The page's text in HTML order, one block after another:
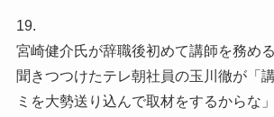
19.
宮崎健介氏が辞職後初めて講師を務め
聞きつつけたテレ朝社員の玉川徹が「
ミを大勢送り込んで取材をするからな